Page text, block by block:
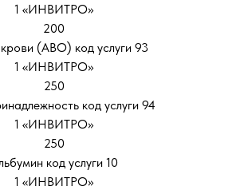
1 «ИНВИТРО»
200
(АВО) код услуги 93
1 «ИНВИТРО»
250
код услуги 94
1 «ИНВИТРО»
250
код услуги 10
1 «ИНВИТРО»